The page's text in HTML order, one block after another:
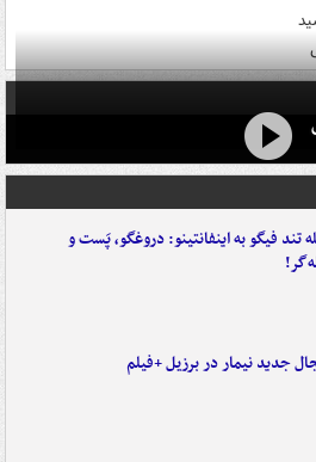
تند فیگو به اینفانتینو: دروغگو، پَست‌ و
جدید نیمار در برزیل +فیلم